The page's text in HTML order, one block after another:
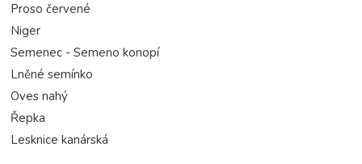
Proso červené
Niger
Semenec - Semeno konopí
Lněné semínko
Oves nahý
Řepka
Lesknice kanárská